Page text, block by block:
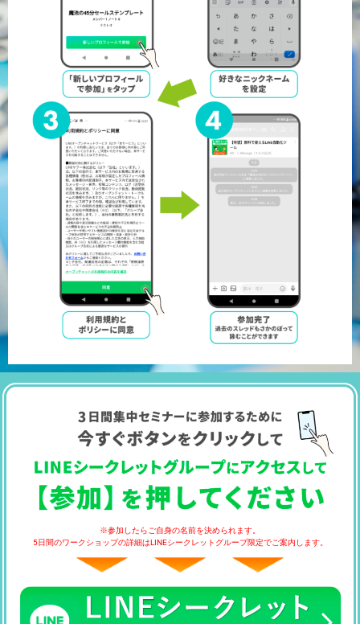
※参加したらご自身の名前を決められます。
5日間のワークショップの詳細はLINEシークレットグループ限定でご案内します。